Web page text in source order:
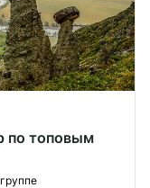
по топовым